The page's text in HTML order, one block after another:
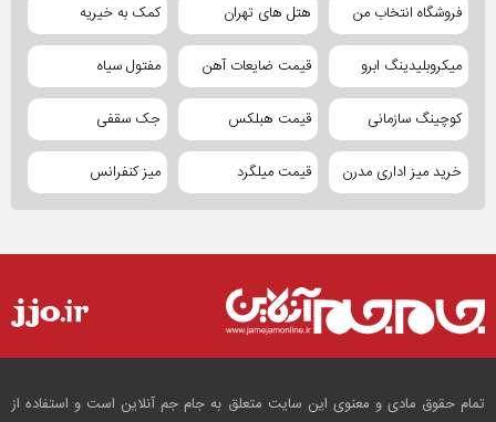
فروشگاه انتخاب من هتل های تهران کمک به خیریه
میکروبلیدینگ ابرو قیمت ضایعات آهن مفتول سیاه
کوچینگ سازمانی قیمت هبلکس جک سقفی
خرید میز اداری مدرن قیمت میلگرد میز کنفرانس
تمام حقوق مادی و معنوی این سایت متعلق به جام جم آنلاین است و استفاده از